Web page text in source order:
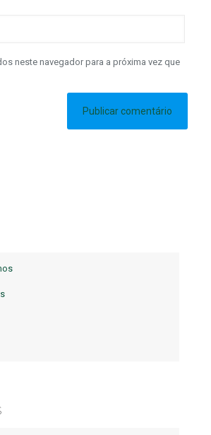
neste navegador para a próxima vez que